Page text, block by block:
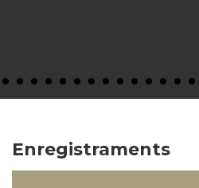
Enregistraments